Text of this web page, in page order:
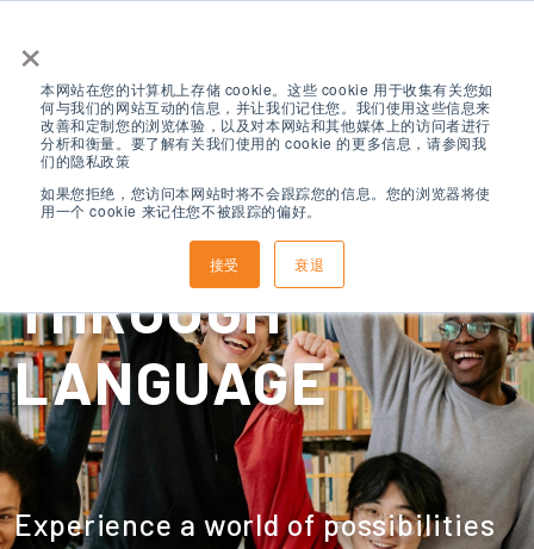
×
本网站在您的计算机上存储 cookie。这些 cookie 用于收集有关您如
何与我们的网站互动的信息，并让我们记住您。我们使用这些信息来
改善和定制您的浏览体验，以及对本网站和其他媒体上的访问者进行
分析和衡量。要了解有关我们使用的 cookie 的更多信息，请参阅我
们的隐私政策
如果您拒绝，您访问本网站时将不会跟踪您的信息。您的浏览器将使
用一个 cookie 来记住您不被跟踪的偏好。
接受 衰退
CHANGING LIVES
THROUGH
LANGUAGE
Experience a world of possibilities